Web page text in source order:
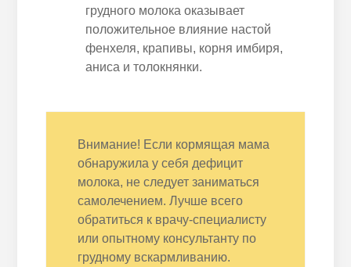
грудного молока оказывает
положительное влияние настой
фенхеля, крапивы, корня имбиря,
аниса и толокнянки.
Внимание! Если кормящая мама
обнаружила у себя дефицит
молока, не следует заниматься
самолечением. Лучше всего
обратиться к врачу-специалисту
или опытному консультанту по
грудному вскармливанию.